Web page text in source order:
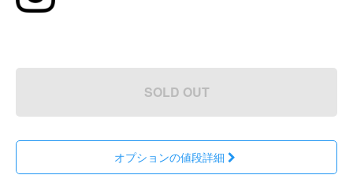
SOLD OUT
オプションの値段詳細